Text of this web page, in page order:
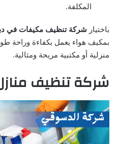
المكلفة.
باختيار شركة تنظيف مكيفات في
بمكيف هواء يعمل بكفاءة وراحة
منزلية أو مكتبية مريحة ومثالية.
شركة تنظيف